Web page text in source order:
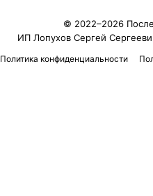
© 2022–2026
ИП Лопухов Сергей
Политика конфиденциальности